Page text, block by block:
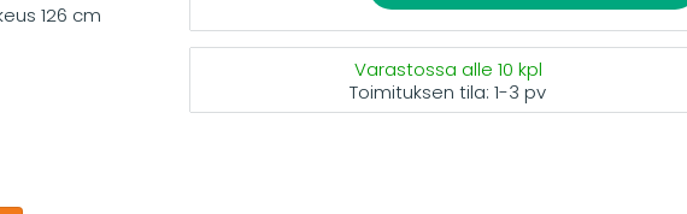
126 cm
Varastossa alle 10 kpl
Toimituksen tila:1-3 pv